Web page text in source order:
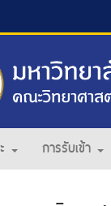
การรับเข้า